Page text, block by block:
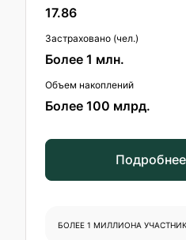
17.86
Застраховано (чел.)
Более 1 млн.
Объем накоплений
Более 100 млрд.
БОЛЕЕ 1 МИЛЛИОНА